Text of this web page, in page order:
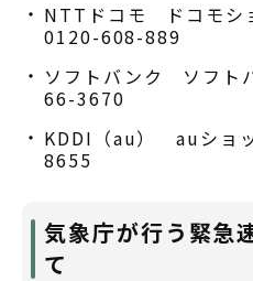
NTTドコモ ドコモシ
0120-608-889
ソフトバンク ソフト
66-3670
KDDI（au） auショ
8655
気象庁が行う緊急
て